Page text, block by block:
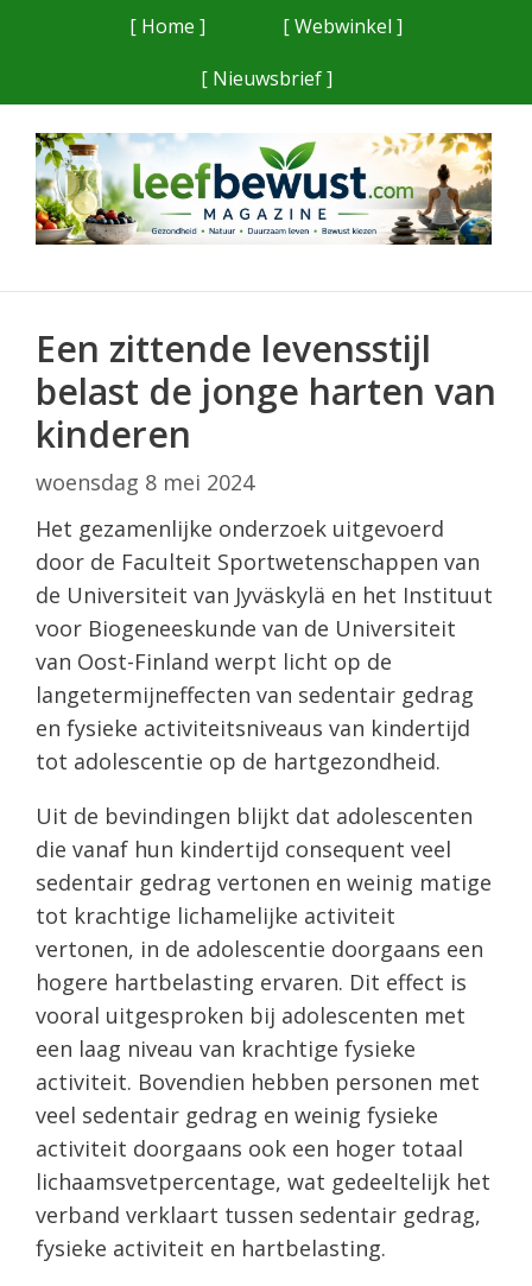
[ Home ]
[ Webwinkel ]
[ Nieuwsbrief ]
Een zittende levensstijl
belast de jonge harten van
kinderen
woensdag 8 mei 2024
Het gezamenlijke onderzoek uitgevoerd
door de Faculteit Sportwetenschappen van
de Universiteit van Jyväskylä en het Instituut
voor Biogeneeskunde van de Universiteit
van Oost-Finland werpt licht op de
langetermijneffecten van sedentair gedrag
en fysieke activiteitsniveaus van kindertijd
tot adolescentie op de hartgezondheid.
Uit de bevindingen blijkt dat adolescenten
die vanaf hun kindertijd consequent veel
sedentair gedrag vertonen en weinig matige
tot krachtige lichamelijke activiteit
vertonen, in de adolescentie doorgaans een
hogere hartbelasting ervaren. Dit effect is
vooral uitgesproken bij adolescenten met
een laag niveau van krachtige fysieke
activiteit. Bovendien hebben personen met
veel sedentair gedrag en weinig fysieke
activiteit doorgaans ook een hoger totaal
lichaamsvetpercentage, wat gedeeltelijk het
verband verklaart tussen sedentair gedrag,
fysieke activiteit en hartbelasting.